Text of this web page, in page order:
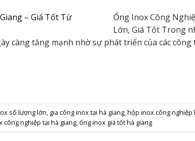
Ống Inox Công
Lớn, Giá Tốt Trong
càng tăng mạnh nhờ sự phát triển của các
số lượng lớn, gia công inox tại hà giang,hộp inox công nghiệp
công nghiệp tại hà giang,ống inox giá tốt hà giang